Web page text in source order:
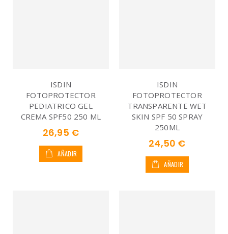
ISDIN
FOTOPROTECTOR
PEDIATRICO GEL
CREMA SPF50 250 ML
26,95 €
AÑADIR
ISDIN
FOTOPROTECTOR
TRANSPARENTE WET
SKIN SPF 50 SPRAY
250ML
24,50 €
AÑADIR